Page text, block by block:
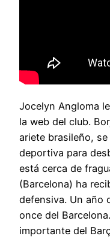
Jocelyn Angloma
la web del club.
ariete brasileño,
deportiva para
está cerca de
(Barcelona) ha
defensiva. Un año
once del
importante del